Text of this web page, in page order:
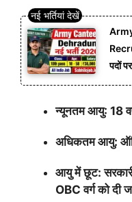
पदों
न्यूनतम आयु: 18
अधिकतम आयु:
आयु में छूट:
OBC वर्ग को दी